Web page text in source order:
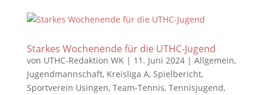
Starkes Wochenende für die UTHC-Jugend
von UTHC-Redaktion WK| 11. Juni 2024| Allgemein,
Jugendmannschaft, Kreisliga A, Spielbericht,
Sportverein Usingen, Team-Tennis, Tennisjugend,